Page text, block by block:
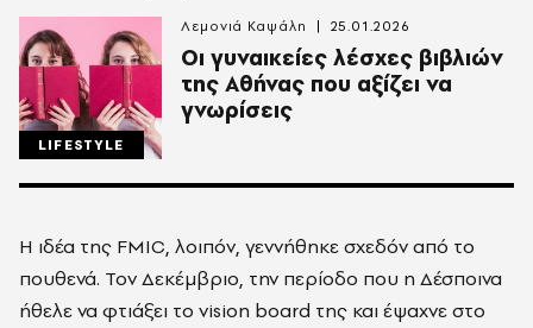
LIFESTYLE
Οι γυναικείες λέσχες βιβλιών
της Αθήνας που αξίζει να
γνωρίσεις
Λεμονιά Καψάλη 25.01.2026
Η ιδέα της FMIC, λοιπόν, γεννήθηκε σχεδόν από το
πουθενά. Τον Δεκέμβριο, την περίοδο που η Δέσποινα
ήθελε να φτιάξει το vision board της και έψαχνε στο